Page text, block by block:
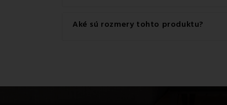
Tento produkt je vyrobený z kvalitného
Aké sú rozmery tohto produktu?